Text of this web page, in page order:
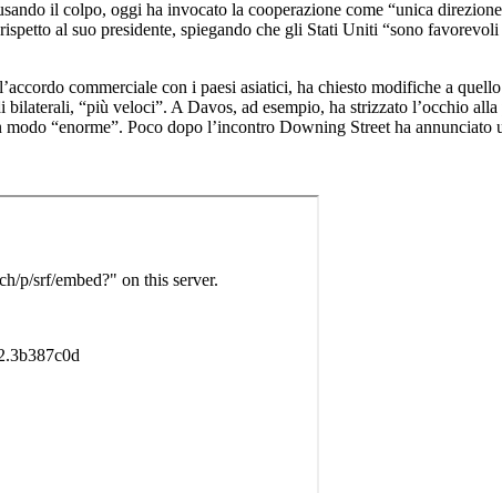
il colpo, oggi ha invocato la cooperazione come “unica
al suo presidente, spiegando che gli Stati Uniti “sono
commerciale con i paesi asiatici, ha chiesto modifiche a
“più veloci”. A Davos, ad esempio, ha strizzato l’occhio
“enorme”. Poco dopo l’incontro Downing Street ha